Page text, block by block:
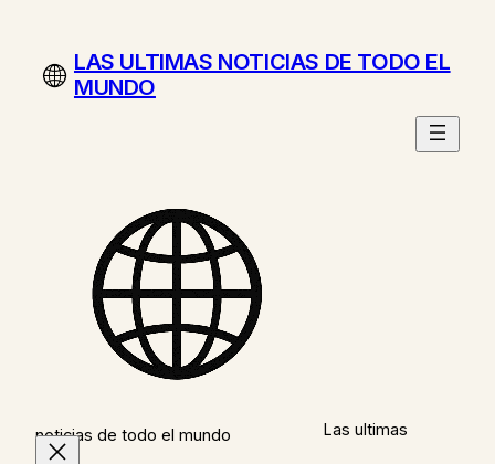
contenidoLAS ULTIMAS NOTICIAS DE TODO EL
MUNDO
Las ultimas
noticias de todo el mundo